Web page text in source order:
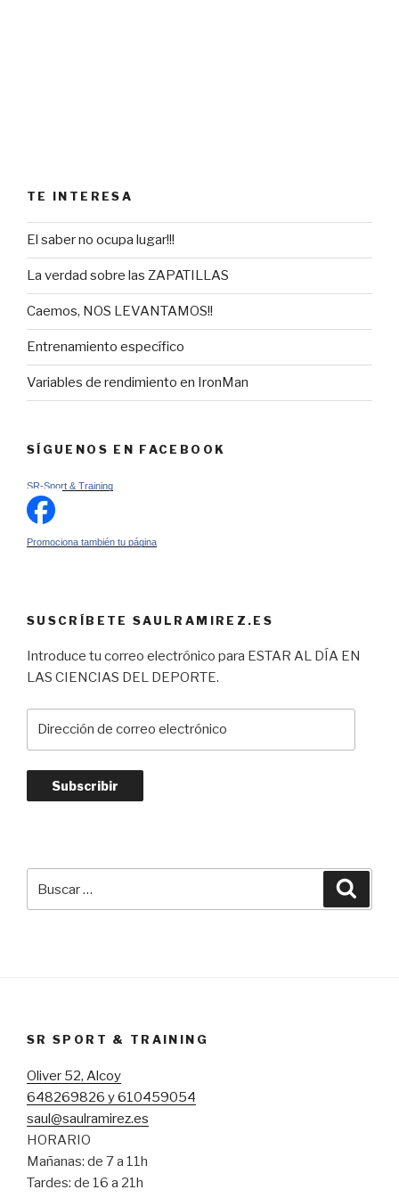
TE INTERESA
El saber no ocupa lugar!!!
La verdad sobre las ZAPATILLAS
Caemos, NOS LEVANTAMOS!!
Entrenamiento específico
Variables de rendimiento en IronMan
SÍGUENOS EN FACEBOOK
SR-Sport & Training
Promociona también tu página
SUSCRÍBETE SAULRAMIREZ.ES
Introduce tu correo electrónico para ESTAR AL DÍA EN
LAS CIENCIAS DEL DEPORTE.
electrónico
Subscribir
SR SPORT & TRAINING
Oliver 52, Alcoy
648269826 y 610459054
saul@saulramirez.es
HORARIO
Mañanas: de 7 a 11h
Tardes: de 16 a 21h